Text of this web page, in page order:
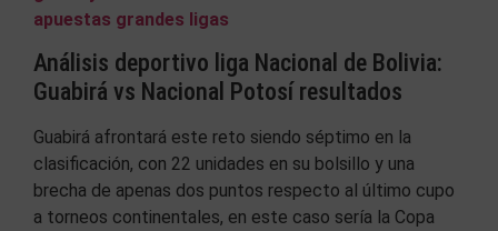
Análisis deportivo liga Nacional de Bolivia:
Guabirá vs Nacional Potosí resultados
Guabirá afrontará este reto siendo séptimo en la
clasificación, con 22 unidades en su bolsillo y una
brecha de apenas dos puntos respecto al último cupo
a torneos continentales, en este caso sería la Copa